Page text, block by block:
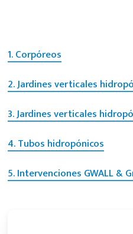
1. Corpóreos
2. Jardines verticales
3. Jardines verticales
4. Tubos hidropónicos
5. Intervenciones GWALL &